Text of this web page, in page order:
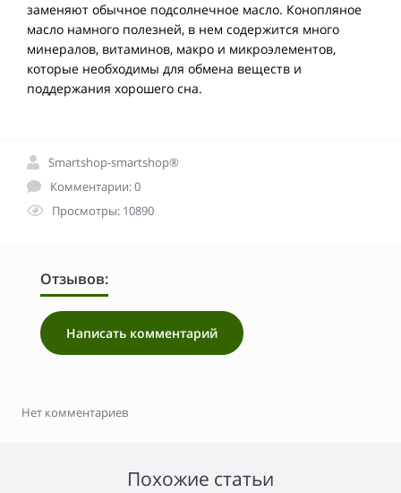
заменяют обычное подсолнечное масло. Конопляное
масло намного полезней, в нем содержится много
минералов, витаминов, макро и микроэлементов,
которые необходимы для обмена веществ и
поддержания хорошего сна.
Smartshop-smartshop®
Комментарии: 0
Просмотры: 10890
Отзывов:
Написать комментарий
Нет комментариев
Похожие статьи